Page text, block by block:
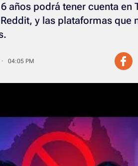
años podrá tener cuenta en
y las plataformas
· 04:05 PM